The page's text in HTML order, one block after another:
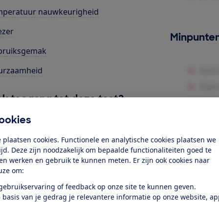
plaatsen cookies. Functionele en analytische cookies plaatsen we
Deze zijn noodzakelijk om bepaalde functionaliteiten goed te
werken en gebruik te kunnen meten. Er zijn ook cookies naar
om:
of feedback op onze site te kunnen geven.
basis van je gedrag je relevantere informatie op onze website,
nauwkeurigheid
toegang tot deze test?
Al lid? Log in